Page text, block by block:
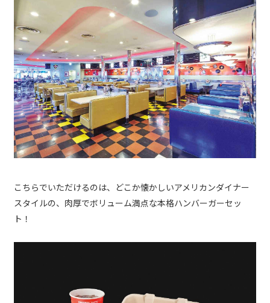
こちらでいただけるのは、どこか懐かしいアメリカンダイナー
スタイルの、肉厚でボリューム満点な本格ハンバーガーセッ
ト！